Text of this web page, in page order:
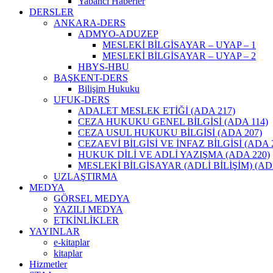
DERSLER
ANKARA-DERS
ADMYO-ADUZEP
MESLEKİ BİLGİSAYAR – UYAP – 1
MESLEKİ BİLGİSAYAR – UYAP – 2
HBYS-HBU
BAŞKENT-DERS
Bilişim Hukuku
UFUK-DERS
ADALET MESLEK ETİĞİ (ADA 217)
CEZA HUKUKU GENEL BİLGİSİ (ADA 114)
CEZA USUL HUKUKU BİLGİSİ (ADA 207)
CEZAEVİ BİLGİSİ VE İNFAZ BİLGİSİ (ADA
HUKUK DİLİ VE ADLİ YAZIŞMA (ADA 220)
MESLEKİ BİLGİSAYAR (ADLİ BİLİŞİM)
UZLAŞTIRMA
MEDYA
GÖRSEL MEDYA
YAZILI MEDYA
ETKİNLİKLER
YAYINLAR
e-kitaplar
kitaplar
Hizmetler